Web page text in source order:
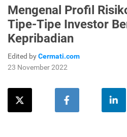
Mengenal Profil
Tipe-Tipe Investor
Kepribadian
Edited byCermati.com
23 November 2022